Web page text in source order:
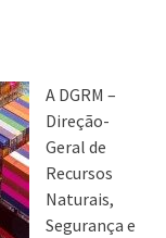
A DGRM –
Direção-
Geral de
Recursos
Naturais,
Segurança e